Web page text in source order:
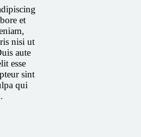
et
nisi ut
aute
esse
sint
qui